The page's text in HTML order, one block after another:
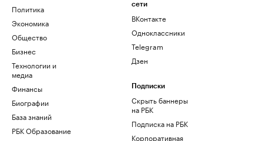
Политика
Экономика
Общество
Бизнес
Технологии и
медиа
Финансы
Биографии
База знаний
РБК Образование
сети
ВКонтакте
Одноклассники
Telegram
Дзен
Подписки
Скрыть баннеры
на РБК
Подписка на РБК
Корпоративная